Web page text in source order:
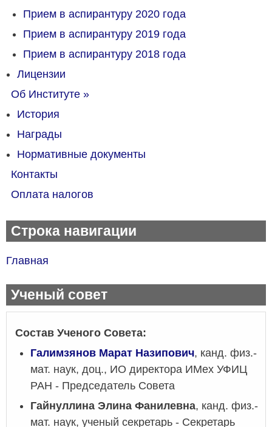
Прием в аспирантуру 2020 года
Прием в аспирантуру 2019 года
Прием в аспирантуру 2018 года
Лицензии
Об Институте »
История
Награды
Нормативные документы
Контакты
Оплата налогов
Строка навигации
Главная
Ученый совет
Состав Ученого Совета:
Галимзянов Марат Назипович, канд. физ.-
мат. наук, доц., ИО директора ИМех УФИЦ
РАН - Председатель Совета
Гайнуллина Элина Фанилевна, канд. физ.-
мат. наук, ученый секретарь - Секретарь